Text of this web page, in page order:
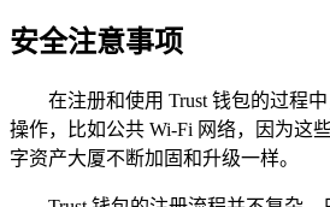
安全注意事项
在注册和使用 Trust 钱包的过程
操作，比如公共 Wi-Fi 网络，因为这
字资产大厦不断加固和升级一样。